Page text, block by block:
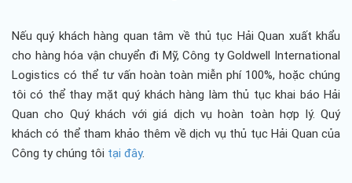
Nếu quý khách hàng quan tâm về thủ tục Hải Quan xuất khẩu
cho hàng hóa vận chuyển đi Mỹ, Công ty Goldwell International
Logistics có thể tư vấn hoàn toàn miễn phí 100%, hoặc chúng
tôi có thể thay mặt quý khách hàng làm thủ tục khai báo Hải
Quan cho Quý khách với giá dịch vụ hoàn toàn hợp lý. Quý
khách có thể tham khảo thêm về dịch vụ thủ tục Hải Quan của
Công ty chúng tôi tại đây.